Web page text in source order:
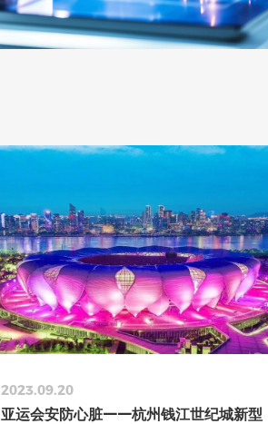
2023.09.20
亚运会安防心脏——杭州钱江世纪城新型